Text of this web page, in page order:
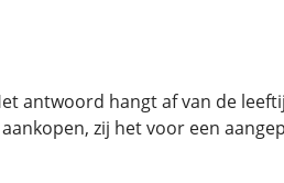
antwoord hangt af van de
zij het voor een